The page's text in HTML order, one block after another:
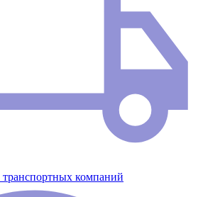
транспортных компаний